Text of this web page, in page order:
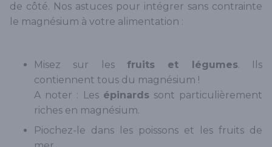
de côté. Nos astuces pour intégrer sans contrainte
le magnésium à votre alimentation :
Misez sur les fruits et légumes. Ils
contiennent tous du magnésium !
A noter : Les épinardssont particulièrement
riches en magnésium.
Piochez-le dans les poissons et les fruits de